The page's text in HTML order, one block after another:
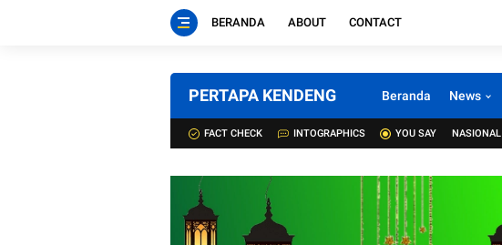
BERANDA ABOUT CONTACT
PERTAPA KENDENG Beranda News
FACT CHECK INTOGRAPHICS YOU SAY NASIONAL